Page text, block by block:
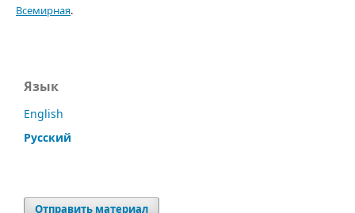
Всемирная.
Язык
English
Русский
Отправить материал